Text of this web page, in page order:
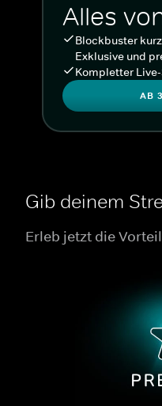
Alles
Blockbuster
Exklusive und
Kompletter
AB
Gib deinem
Erleb jetzt die